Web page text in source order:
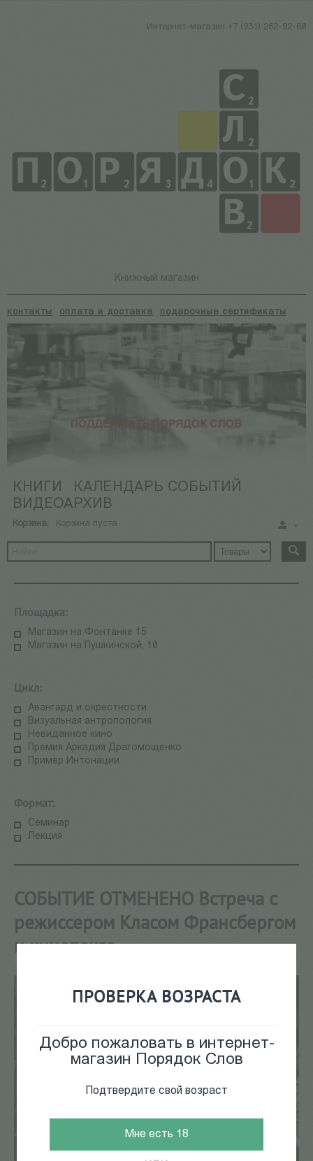
ПРОВЕРКА ВОЗРАСТА
Добро пожаловать в интернет-
магазин Порядок Слов
Подтвердите свой возраст
Мне есть 18
Интернет-магазин +7 (931) 252-92-60
Книжный магазин
контакты оплата и доставка подарочные сертификаты
КНИГИ
КАЛЕНДАРЬ СОБЫТИЙ
ВИДЕОАРХИВ
Корзина: Корзина пуста
Площадка:
Магазин на Фонтанке 15
Магазин на Пушкинской, 10
Цикл:
Авангард и окрестности
Визуальная антропология
Невиданное кино
Премия Аркадия Драгомощенко
Пример Интонации
Формат:
Семинар
Лекция
​СОБЫТИЕ ОТМЕНЕНО Встреча с
режиссером Класом Франсбергом
и кинопоказ